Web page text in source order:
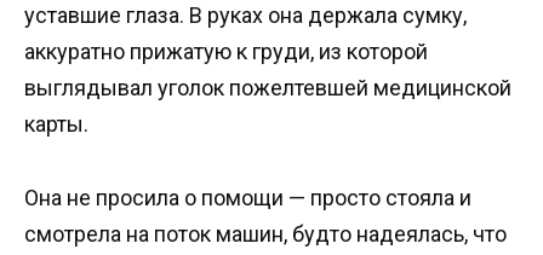
уставшие глаза. В руках она держала сумку,
аккуратно прижатую к груди, из которой
выглядывал уголок пожелтевшей медицинской
карты.
Она не просила о помощи — просто стояла и
смотрела на поток машин, будто надеялась, что